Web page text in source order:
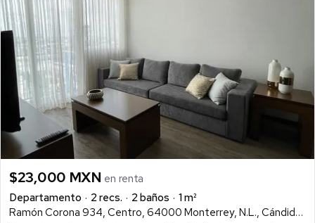
$23,000 MXN en renta
Departamento
2 recs. 2 baños
1 m²
Ramón Corona 934, Centro, 64000 Monterrey, N.L., Cándido Díaz, Monterrey